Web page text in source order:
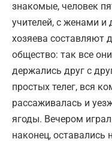
знакомые, человек
учителей, с женами и
хозяева составляют
общество: так все
держались друг с
простых телег, вся
рассаживалась и
ягоды. Вечером
наконец, оставались